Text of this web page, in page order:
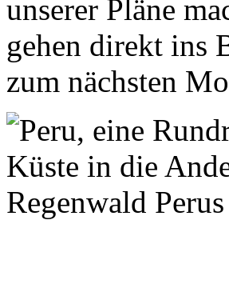
unserer Pläne
gehen direkt ins
zum nächsten